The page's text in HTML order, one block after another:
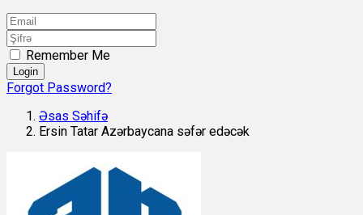
Remember Me
Login
Forgot Password?
Əsas Səhifə
Ersin Tatar Azərbaycana səfər edəcək